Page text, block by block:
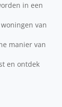
in een
van
manier van
en ontdek